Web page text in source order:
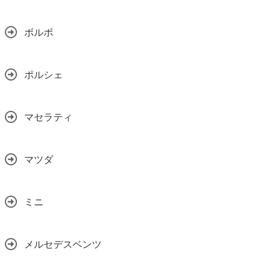
ボルボ
ポルシェ
マセラティ
マツダ
ミニ
メルセデスベンツ